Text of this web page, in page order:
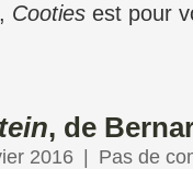
Cooties est pour
, de
2016 Pas de